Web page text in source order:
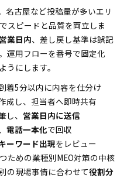
名古屋など投稿量が多いエリ
でスピードと品質を両立しま
業日内、差し戻し基準は誤記
運用フローを番号で固定化
うにします。
着5分以内に内容を仕分け
成し、担当者へ即時共有
、 営業日内に送信
電話一本化で回収
ーワード出現をレビュー
ための業種別MEO対策の中核
の現場事情に合わせて役割分